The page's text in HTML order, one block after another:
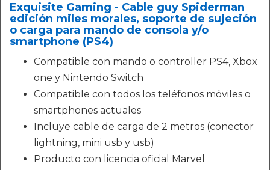
Exquisite Gaming - Cable guy Spiderman
edición miles morales, soporte de sujeción
o carga para mando de consola y/o
smartphone (PS4)
Compatible con mando o controller PS4, Xbox
one y Nintendo Switch
Compatible con todos los teléfonos móviles o
smartphones actuales
Incluye cable de carga de 2 metros (conector
lightning, mini usb y usb)
Producto con licencia oficial Marvel